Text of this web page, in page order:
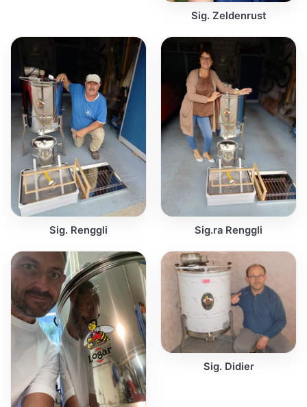
Sig. Zeldenrust
Sig. Renggli Sig.ra Renggli
Sig. Didier